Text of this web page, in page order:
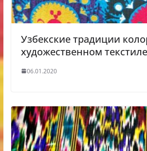
Узбекские традиции
художественном текстиле
06.01.2020